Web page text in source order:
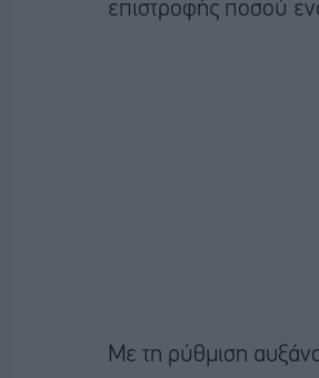
επιστροφής ποσού
Με τη ρύθμιση